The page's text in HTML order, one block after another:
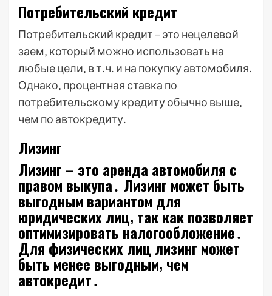
Потребительский кредит
Потребительский кредит – это нецелевой
заем‚ который можно использовать на
любые цели‚ в т․ч․ и на покупку автомобиля․
Однако‚ процентная ставка по
потребительскому кредиту обычно выше‚
чем по автокредиту․
Лизинг
Лизинг – это аренда автомобиля с
правом выкупа․ Лизинг может быть
выгодным вариантом для
юридических лиц‚ так как позволяет
оптимизировать налогообложение․
Для физических лиц лизинг может
быть менее выгодным‚ чем
автокредит․